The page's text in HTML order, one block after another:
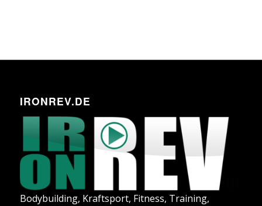
IRONREV.DE
Bodybuilding, Kraftsport, Fitness, Training,